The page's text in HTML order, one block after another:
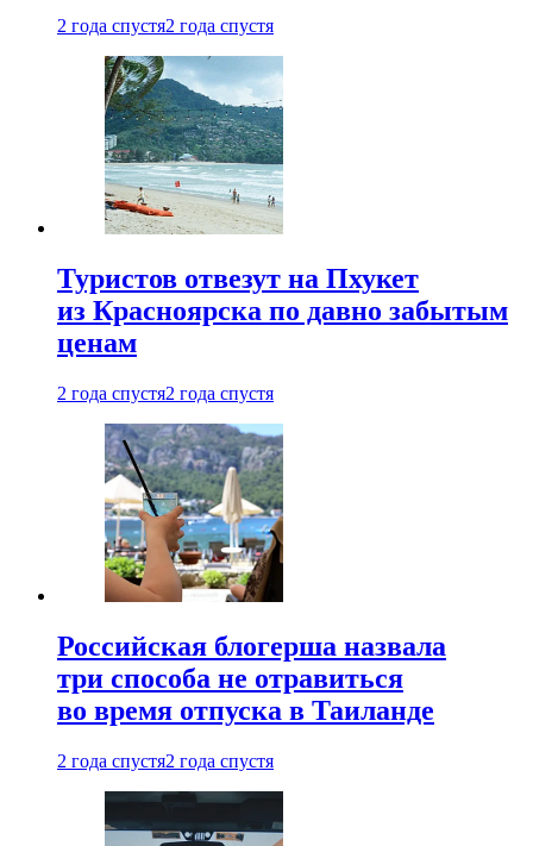
2 года спустя2 года спустя
Туристов отвезут на Пхукет
из Красноярска по давно забытым
ценам
2 года спустя2 года спустя
Российская блогерша назвала
три способа не отравиться
во время отпуска в Таиланде
2 года спустя2 года спустя